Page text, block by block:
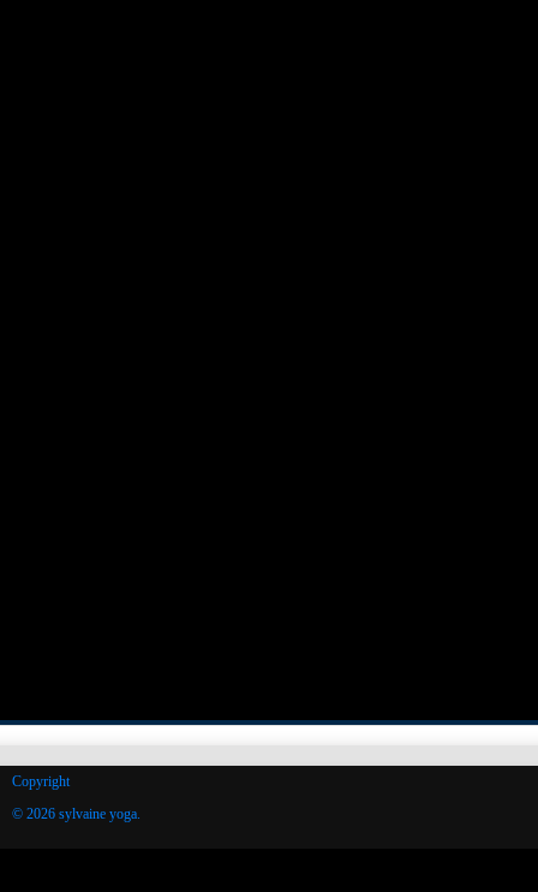
Copyright
© 2026 sylvaine yoga.